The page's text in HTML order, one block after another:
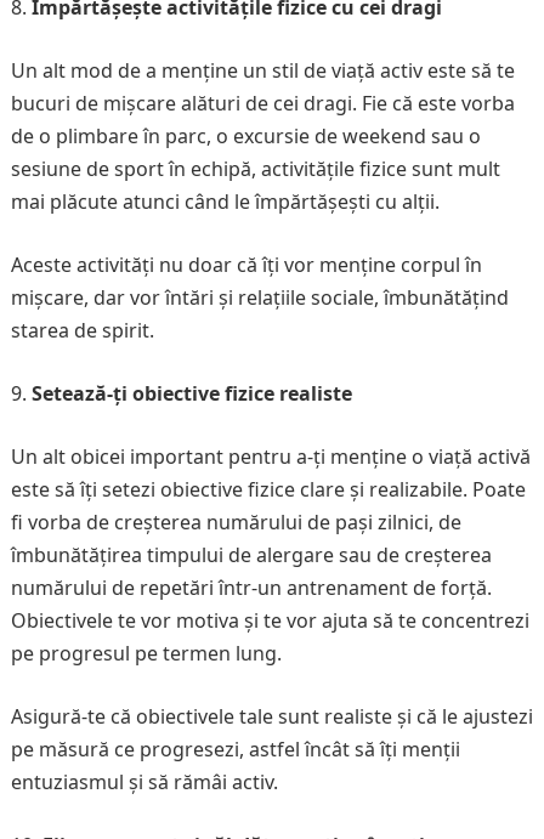
Împărtășește activitățile fizice cu cei dragi
Un alt mod de a menține un stil de viață activ este să te
bucuri de mișcare alături de cei dragi. Fie că este vorba
de o plimbare în parc, o excursie de weekend sau o
sesiune de sport în echipă, activitățile fizice sunt mult
mai plăcute atunci când le împărtășești cu alții.
Aceste activități nu doar că îți vor menține corpul în
mișcare, dar vor întări și relațiile sociale, îmbunătățind
starea de spirit.
Setează-ți obiective fizice realiste
Un alt obicei important pentru a-ți menține o viață activă
este să îți setezi obiective fizice clare și realizabile. Poate
fi vorba de creșterea numărului de pași zilnici, de
îmbunătățirea timpului de alergare sau de creșterea
numărului de repetări într-un antrenament de forță.
Obiectivele te vor motiva și te vor ajuta să te concentrezi
pe progresul pe termen lung.
Asigură-te că obiectivele tale sunt realiste și că le ajustezi
pe măsură ce progresezi, astfel încât să îți menții
entuziasmul și să rămâi activ.